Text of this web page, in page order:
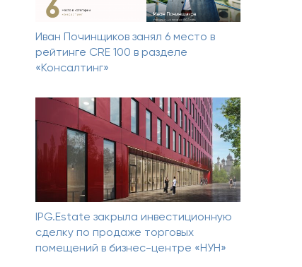
Иван Починщиков занял 6 место в
рейтинге CRE 100 в разделе
«Консалтинг»
IPG.Estate закрыла инвестиционную
сделку по продаже торговых
помещений в бизнес-центре «НУН»